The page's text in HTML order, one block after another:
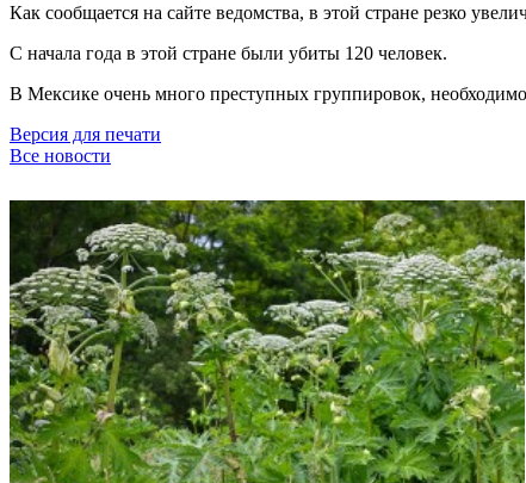
Как сообщается на сайте ведомства, в этой стране резко
С начала года в этой стране были убиты 120 человек.
В Мексике очень много преступных группировок,
Версия для печати
Все новости